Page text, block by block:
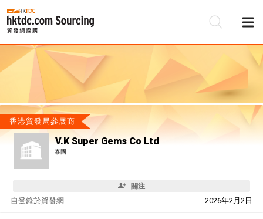
香港貿發局參展商
V.K Super Gems Co Ltd
泰國
關注
自 2026年2月2日
登錄於貿發網